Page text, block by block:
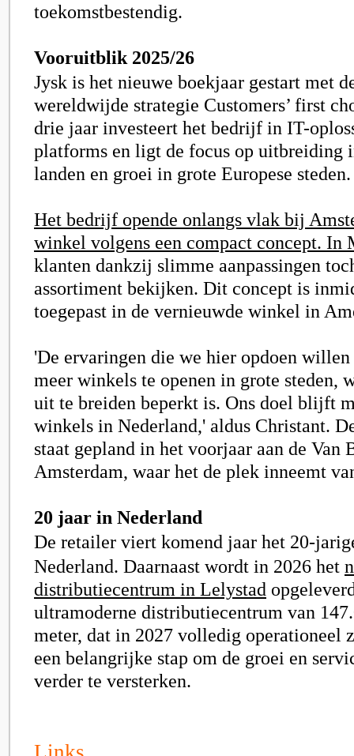
toekomstbestendig.
Vooruitblik 2025/26
Jysk is het nieuwe boekjaar gestart met
wereldwijde strategie Customers’ first
drie jaar investeert het bedrijf in IT-
platforms en ligt de focus op uitbreiding
landen en groei in grote Europese steden.
Het bedrijf opende onlangs vlak bij
winkel volgens een compact concept. In
klanten dankzij slimme aanpassingen
assortiment bekijken. Dit concept is
toegepast in de vernieuwde winkel in
'De ervaringen die we hier opdoen
meer winkels te openen in grote steden,
uit te breiden beperkt is. Ons doel blijft
winkels in Nederland,' aldus Christant.
staat gepland in het voorjaar aan de
Amsterdam, waar het de plek inneemt
20 jaar in Nederland
De retailer viert komend jaar het 20-
Nederland. Daarnaast wordt in 2026 het
distributiecentrum in Lelystad
ultramoderne distributiecentrum van
meter, dat in 2027 volledig operationeel
een belangrijke stap om de groei en
verder te versterken.